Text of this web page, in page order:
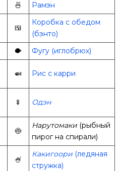
🍜 Рамэн
🍱
Коробка с обедом
(бэнто)
🐡 Фугу (иглобрюх)
🍛 Рис с карри
🍢 Одэн
🍥
Нарутомаки(рыбный
пирог на спирали)
🍧
Какигоори(ледяная
стружка)